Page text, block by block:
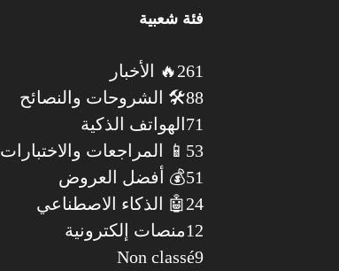
فئة شعبية
🔥 الأخبار261
🛠️ الشروحات والنصائح88
الهواتف الذكية 71
📱 المراجعات والاختبارات 53
💰 أفضل العروض51
🤖 الذكاء الاصطناعي24
منصات إلكترونية12
Non classé9